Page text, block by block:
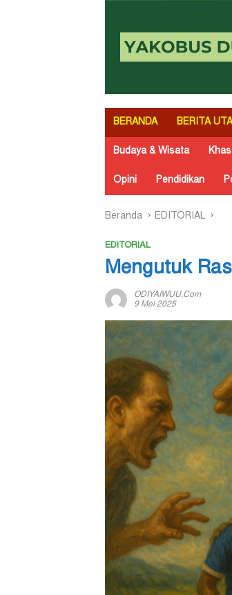
BERANDA BERITA
Budaya & Wisata
Opini Pendidikan
Beranda EDITORIAL
EDITORIAL
Mengutuk
ODIYAIWUU.com
9 Mei 2025